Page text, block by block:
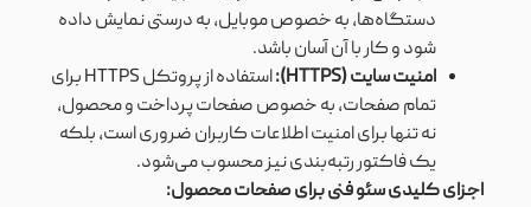
دستگاه‌ها، به خصوص موبایل، به درستی نمایش داده
شود و کار با آن آسان باشد.
امنیت سایت (HTTPS):
استفاده از پروتکل HTTPS برای
تمام صفحات، به خصوص صفحات پرداخت و محصول،
نه تنها برای امنیت اطلاعات کاربران ضروری است، بلکه
یک فاکتور رتبه‌بندی نیز محسوب می‌شود.
اجزای کلیدی سئو فنی برای صفحات محصول: